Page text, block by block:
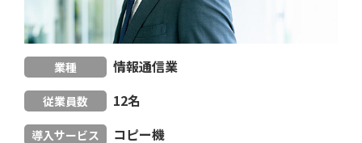
業種 情報通信業
従業員数 12名
導入サービス コピー機